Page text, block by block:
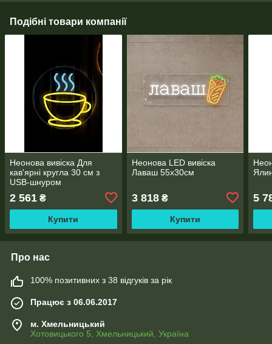
Подібні товари компанії
Неонова вивіска Для
кав'ярні кругла 30 см з
USB-шнуром
2 561 ₴
Купити
Неонова LED вивіска
Лаваш 55х30см
3 818₴
Купити
5
Про нас
100% позитивних з 38 відгуків за рік
Працює з 06.06.2017
м. Хмельницький
Хотовицького 5, Хмельницький, Україна